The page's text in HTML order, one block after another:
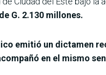
G. 2.130 millones.
emitió un dictamen
en el mismo